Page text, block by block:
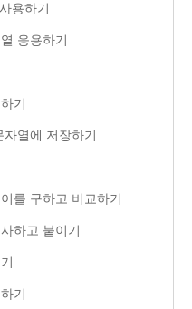
용하기
응용하기
기
열에 저장하기
를 구하고 비교하기
하고 붙이기
기